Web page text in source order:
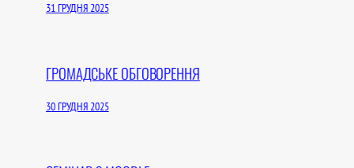
31 ГРУДНЯ 2025
ГРОМАДСЬКЕ ОБГОВОРЕННЯ
30 ГРУДНЯ 2025